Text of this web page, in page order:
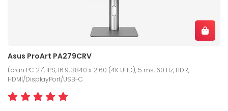
Asus ProArt PA279CRV
Écran PC 27", IPS, 16:9, 3840 x 2160 (4K UHD), 5 ms, 60 Hz, HDR,
HDMI/DisplayPort/USB-C